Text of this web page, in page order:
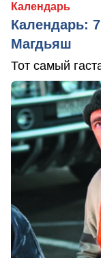
Календарь
Календарь:
Магдьяш
Тот самый